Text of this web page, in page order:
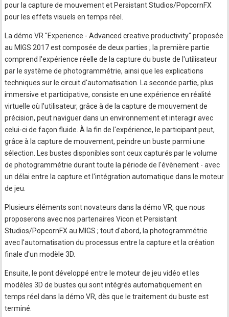
pour la capture de mouvement et Persistant Studios/PopcornFX
pour les effets visuels en temps réel.
La démo VR "Experience - Advanced creative productivity" proposée
au MIGS 2017 est composée de deux parties ; la première partie
comprend l'expérience réelle de la capture du buste de l'utilisateur
par le système de photogrammétrie, ainsi que les explications
techniques sur le circuit d'automatisation. La seconde partie, plus
immersive et participative, consiste en une expérience en réalité
virtuelle où l'utilisateur, grâce à de la capture de mouvement de
précision, peut naviguer dans un environnement et interagir avec
celui-ci de façon fluide. À la fin de l'expérience, le participant peut,
grâce à la capture de mouvement, peindre un buste parmi une
sélection. Les bustes disponibles sont ceux capturés par le volume
de photogrammétrie durant toute la période de l'évènement - avec
un délai entre la capture et l'intégration automatique dans le moteur
de jeu.
Plusieurs éléments sont novateurs dans la démo VR, que nous
proposerons avec nos partenaires Vicon et Persistant
Studios/PopcornFX au MIGS ; tout d'abord, la photogrammétrie
avec l'automatisation du processus entre la capture et la création
finale d'un modèle 3D.
Ensuite, le pont développé entre le moteur de jeu vidéo et les
modèles 3D de bustes qui sont intégrés automatiquement en
temps réel dans la démo VR, dès que le traitement du buste est
terminé.